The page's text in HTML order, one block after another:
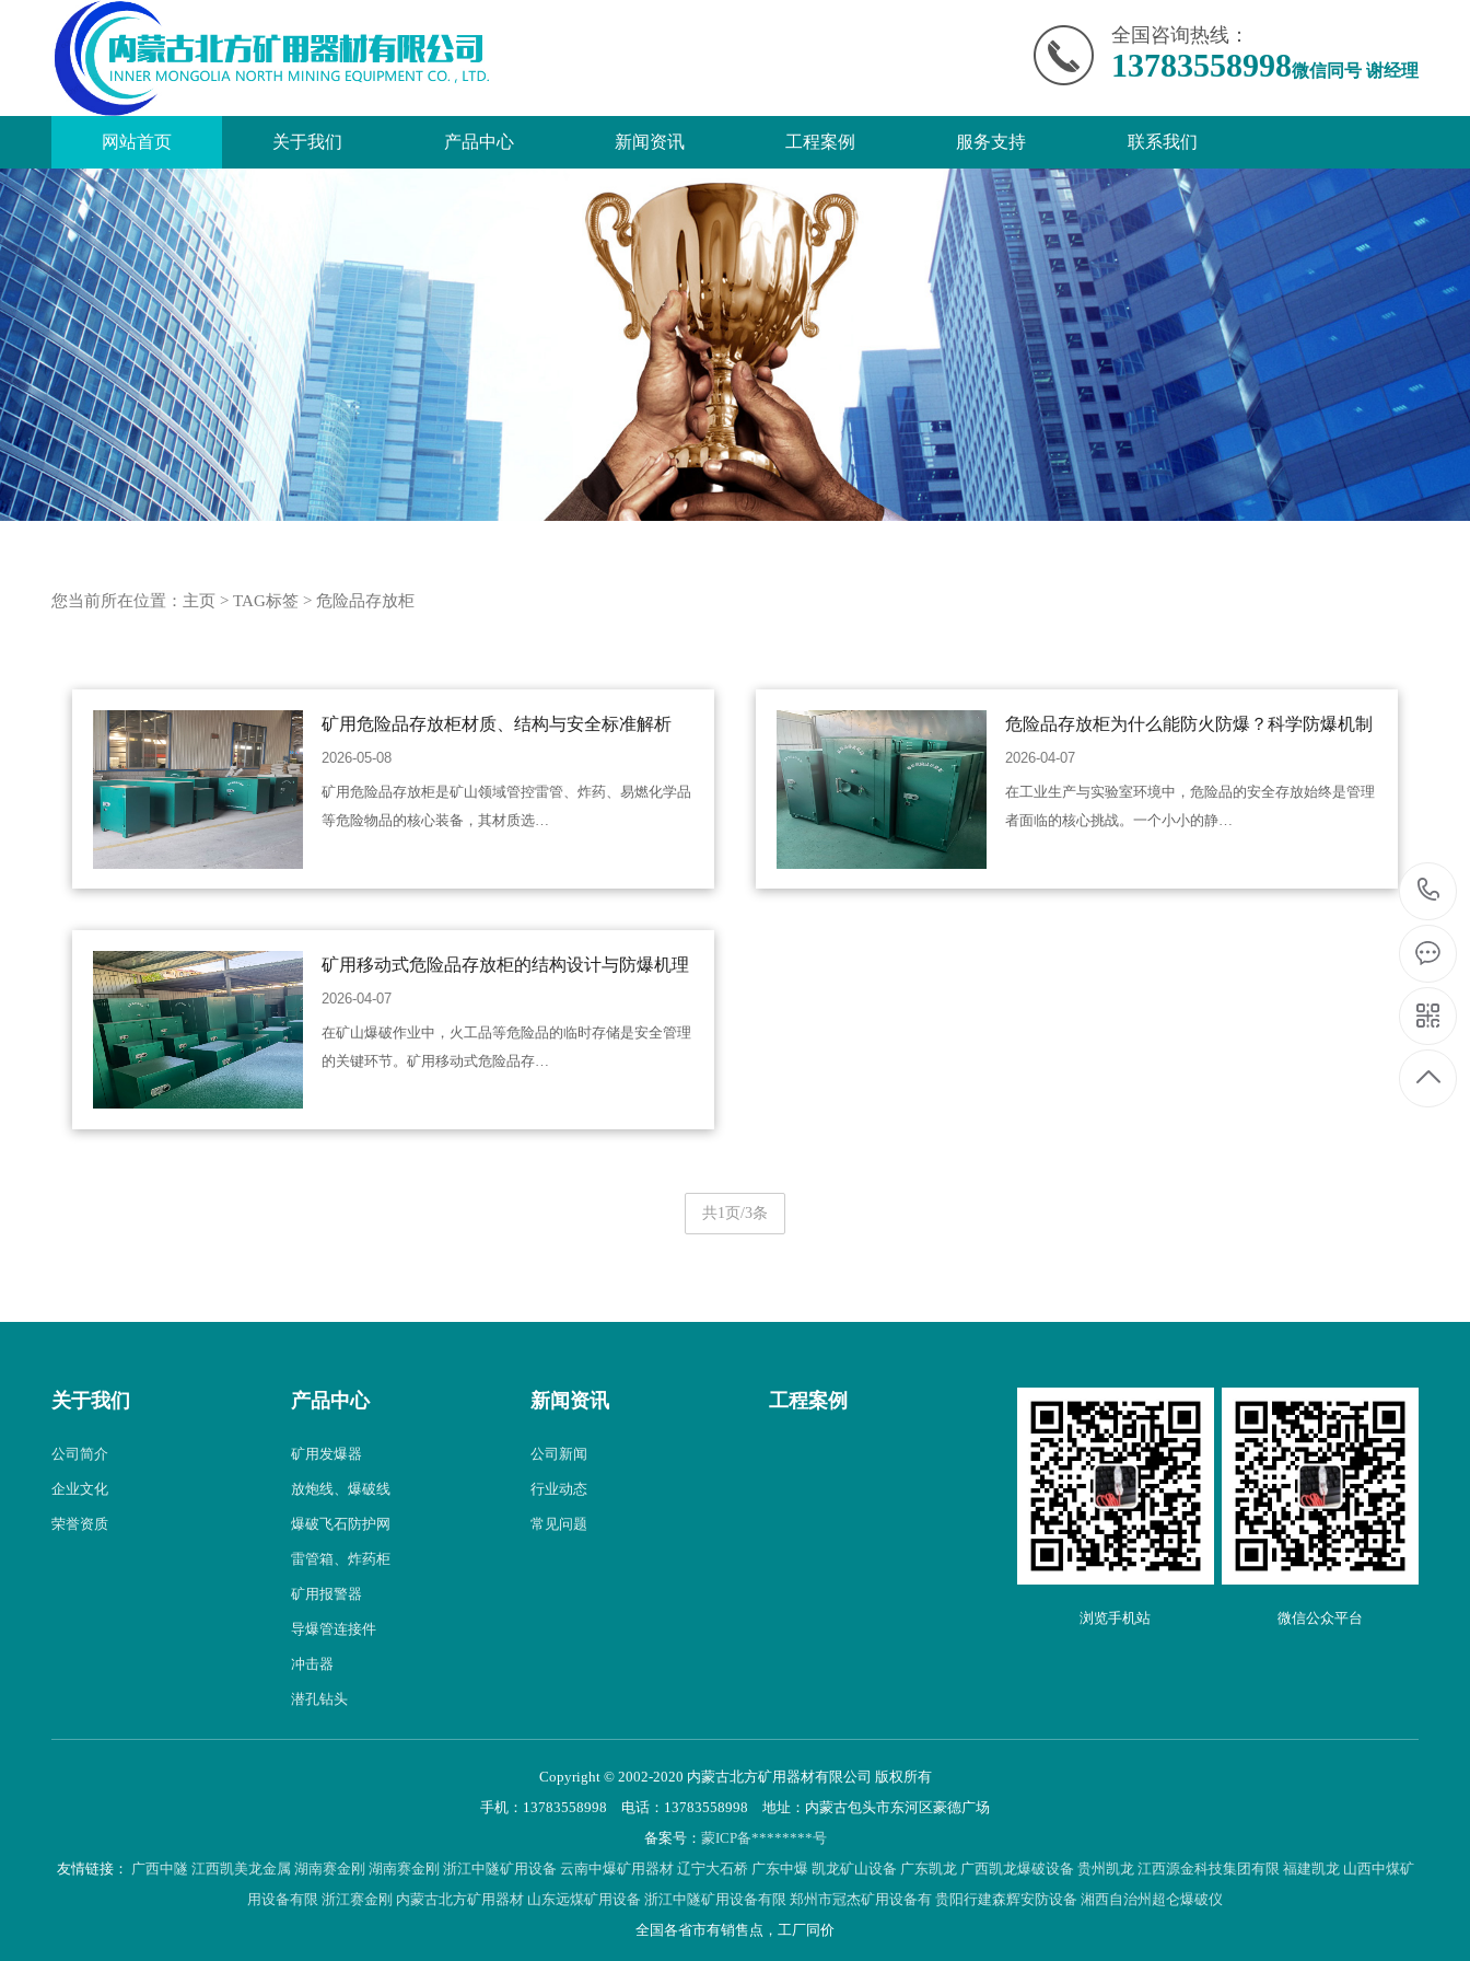
全国咨询热线：
13783558998微信同号 谢经理
网站首页 关于我们 产品中心 新闻资讯 工程案例 服务支持 联系我们
您当前所在位置： 主页 > TAG标签 > 危险品存放柜
矿用危险品存放柜材质、结构与安全标准解析
2026-05-08
矿用危险品存放柜是矿山领域管控雷管、炸药、易燃化学品
等危险物品的核心装备，其材质选…
危险品存放柜为什么能防火防爆？科学防爆机制
2026-04-07
在工业生产与实验室环境中，危险品的安全存放始终是管理
者面临的核心挑战。一个小小的静…
矿用移动式危险品存放柜的结构设计与防爆机理
2026-04-07
在矿山爆破作业中，火工品等危险品的临时存储是安全管理
的关键环节。矿用移动式危险品存…
共1页/3条
关于我们
公司简介
企业文化
荣誉资质
产品中心
矿用发爆器
放炮线、爆破线
爆破飞石防护网
雷管箱、炸药柜
矿用报警器
导爆管连接件
冲击器
潜孔钻头
新闻资讯
公司新闻
行业动态
常见问题
工程案例
浏览手机站 微信公众平台
Copyright © 2002-2020 内蒙古北方矿用器材有限公司 版权所有
手机：13783558998 电话：13783558998 地址：内蒙古包头市东河区豪德广场
备案号： 蒙ICP备********号
友情链接： 广西中隧 江西凯美龙金属 湖南赛金刚 湖南赛金刚 浙江中隧矿用设备 云南中爆矿用器材 辽宁大石桥 广东中爆 凯龙矿山设备 广东凯龙 广西凯龙爆破设备 贵州凯龙 江西源金科技集团有限 福建凯龙 山西中煤矿
用设备有限 浙江赛金刚 内蒙古北方矿用器材 山东远煤矿用设备 浙江中隧矿用设备有限 郑州市冠杰矿用设备有 贵阳行建森辉安防设备 湘西自治州超仑爆破仪
全国各省市有销售点，工厂同价